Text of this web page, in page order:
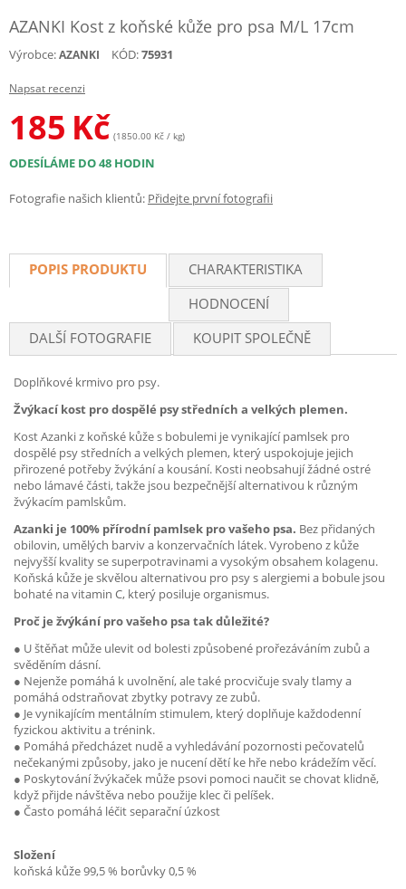
AZANKI Kost z koňské kůže pro psa M/L 17cm
Výrobce:AZANKI KÓD:75931
Napsat recenzi
185 Kč (1850.00 Kč / kg)
ODESÍLÁME DO 48 HODIN
Fotografie našich klientů: Přidejte první fotografii
POPIS PRODUKTU
CHARAKTERISTIKA
HODNOCENÍ
DALŠÍ FOTOGRAFIE
KOUPIT SPOLEČNĚ
Doplňkové krmivo pro psy.
Žvýkací kost pro dospělé psy středních a velkých plemen.
Kost Azanki z koňské kůže s bobulemi je vynikající pamlsek pro
dospělé psy středních a velkých plemen, který uspokojuje jejich
přirozené potřeby žvýkání a kousání. Kosti neobsahují žádné ostré
nebo lámavé části, takže jsou bezpečnější alternativou k různým
žvýkacím pamlskům.
Azanki je 100% přírodní pamlsek pro vašeho psa. Bez přidaných
obilovin, umělých barviv a konzervačních látek. Vyrobeno z kůže
nejvyšší kvality se superpotravinami a vysokým obsahem kolagenu.
Koňská kůže je skvělou alternativou pro psy s alergiemi a bobule jsou
bohaté na vitamin C, který posiluje organismus.
Proč je žvýkání pro vašeho psa tak důležité?
● U štěňat může ulevit od bolesti způsobené prořezáváním zubů a
svěděním dásní.
● Nejenže pomáhá k uvolnění, ale také procvičuje svaly tlamy a
pomáhá odstraňovat zbytky potravy ze zubů.
● Je vynikajícím mentálním stimulem, který doplňuje každodenní
fyzickou aktivitu a trénink.
● Pomáhá předcházet nudě a vyhledávání pozornosti pečovatelů
nečekanými způsoby, jako je nucení dětí ke hře nebo krádežím věcí.
● Poskytování žvýkaček může psovi pomoci naučit se chovat klidně,
když přijde návštěva nebo použije klec či pelíšek.
● Často pomáhá léčit separační úzkost
Složení
koňská kůže 99,5 % borůvky 0,5 %